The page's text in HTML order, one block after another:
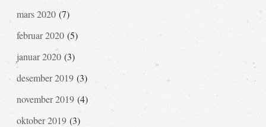
mars 2020(7)
februar 2020(5)
januar 2020(3)
desember 2019(3)
november 2019(4)
oktober 2019(3)